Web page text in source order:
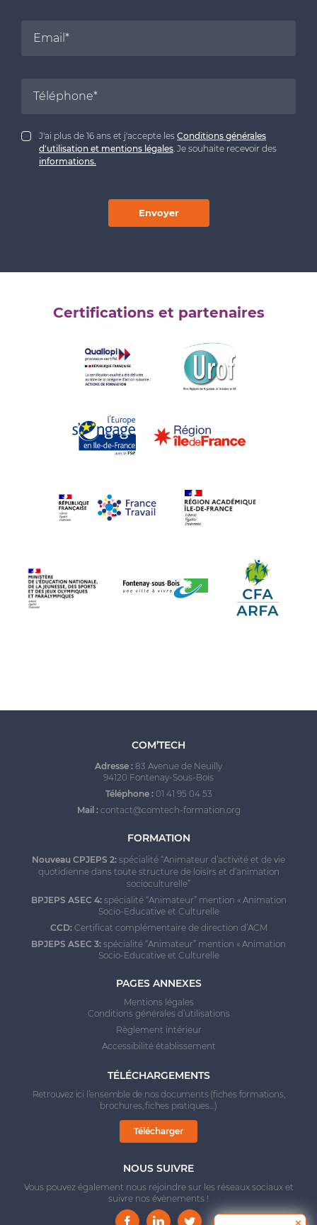
J'ai plus de 16 ans et j'accepte les Conditions générales
d'utilisation et mentions légales. Je souhaite recevoir des
informations.
Envoyer
Certifications et partenaires
COM’TECH
Adresse : 83 Avenue de Neuilly
94120 Fontenay-Sous-Bois
Téléphone :01 41 95 04 53
Mail : contact@comtech-formation.org
FORMATION
Nouveau CPJEPS 2: spécialité “Animateur d’activité et de vie
quotidienne dans toute structure de loisirs et d’animation
socioculturelle”
BPJEPS ASEC 4:spécialité “Animateur” mention « Animation
Socio-Educative et Culturelle
CCD: Certificat complémentaire de direction d’ACM
BPJEPS ASEC 3: spécialité “Animateur” mention « Animation
Socio-Educative et Culturelle
NOUS SUIVRE
Vous pouvez également nous rejoindre sur les réseaux sociaux et
suivre nos évènements !
PAGES ANNEXES
Mentions légales
Conditions générales d’utilisations
Règlement intérieur
Accessibilité établissement
TÉLÉCHARGEMENTS
Retrouvez ici l’ensemble de nos documents (fiches formations,
brochures, fiches pratiques…)
Télécharger